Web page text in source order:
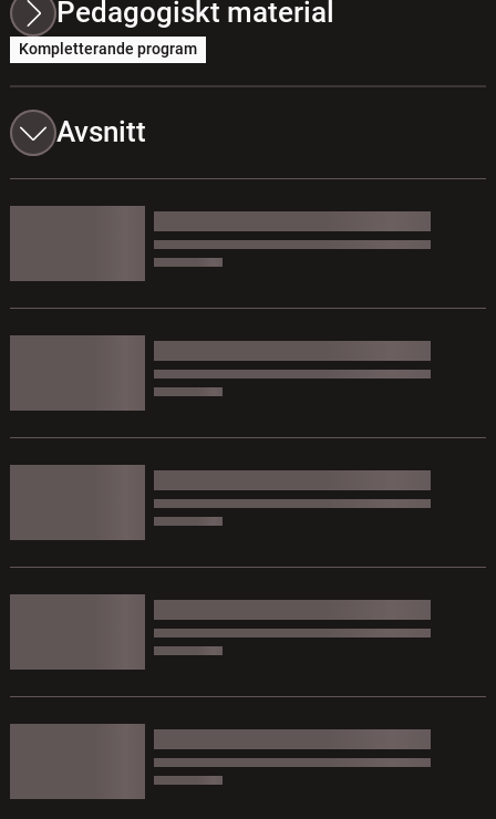
Pedagogiskt material
Kompletterande program
Avsnitt